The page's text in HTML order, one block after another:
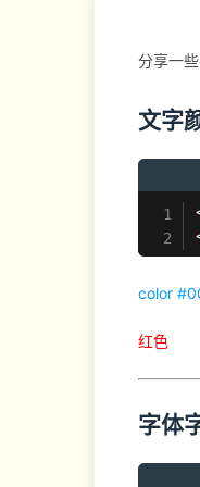
分享一
文字
color
红色
字体